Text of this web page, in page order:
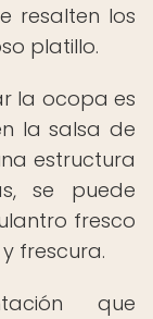
resalten los
platillo.
la ocopa es
la salsa de
estructura
se puede
fresco
frescura.
que